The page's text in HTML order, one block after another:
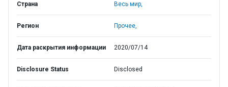
Страна Весь мир,
Регион Прочее,
Дата раскрытия информации 2020/07/14
Disclosure Status Disclosed